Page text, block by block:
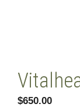
$650.00